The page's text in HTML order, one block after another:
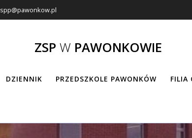
spp@pawonkow.pl
ZSP W PAWONKOWIE
DZIENNIK PRZEDSZKOLE PAWONKÓW FILIA